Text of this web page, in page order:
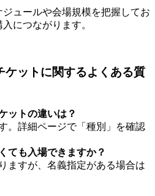
ュールや会場規模を把握してお
につながります。
ットに関するよくある質
ットの違いは？
。詳細ページで「種別」を確認
ても入場できますか？
ますが、名義指定がある場合は